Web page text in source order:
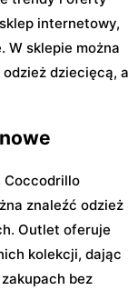
internetowy,
W sklepie można
dziecięcą, a
Coccodrillo
znaleźć odzież
Outlet oferuje
kolekcji, dając
bez